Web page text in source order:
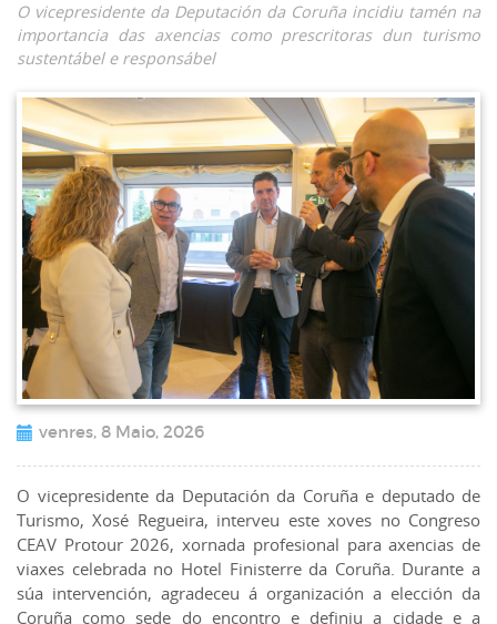
O vicepresidente da Deputación da Coruña incidiu tamén na
importancia das axencias como prescritoras dun turismo
sustentábel e responsábel
venres, 8 Maio, 2026
O vicepresidente da Deputación da Coruña e deputado de
Turismo, Xosé Regueira, interveu este xoves no Congreso
CEAV Protour 2026, xornada profesional para axencias de
viaxes celebrada no Hotel Finisterre da Coruña. Durante a
súa intervención, agradeceu á organización a elección da
Coruña como sede do encontro e definiu a cidade e a